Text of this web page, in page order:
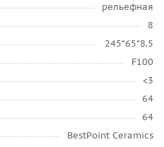
рельефная
8
245*65*8.5
F100
<3
64
64
BestPoint Ceramics